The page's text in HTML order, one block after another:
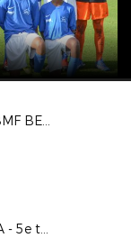
Remise des diplômes BMF BEF 2020-2021
Coupe Gambardella CA - 5e tour / F.C. St Paul en Jarez - O. Valence